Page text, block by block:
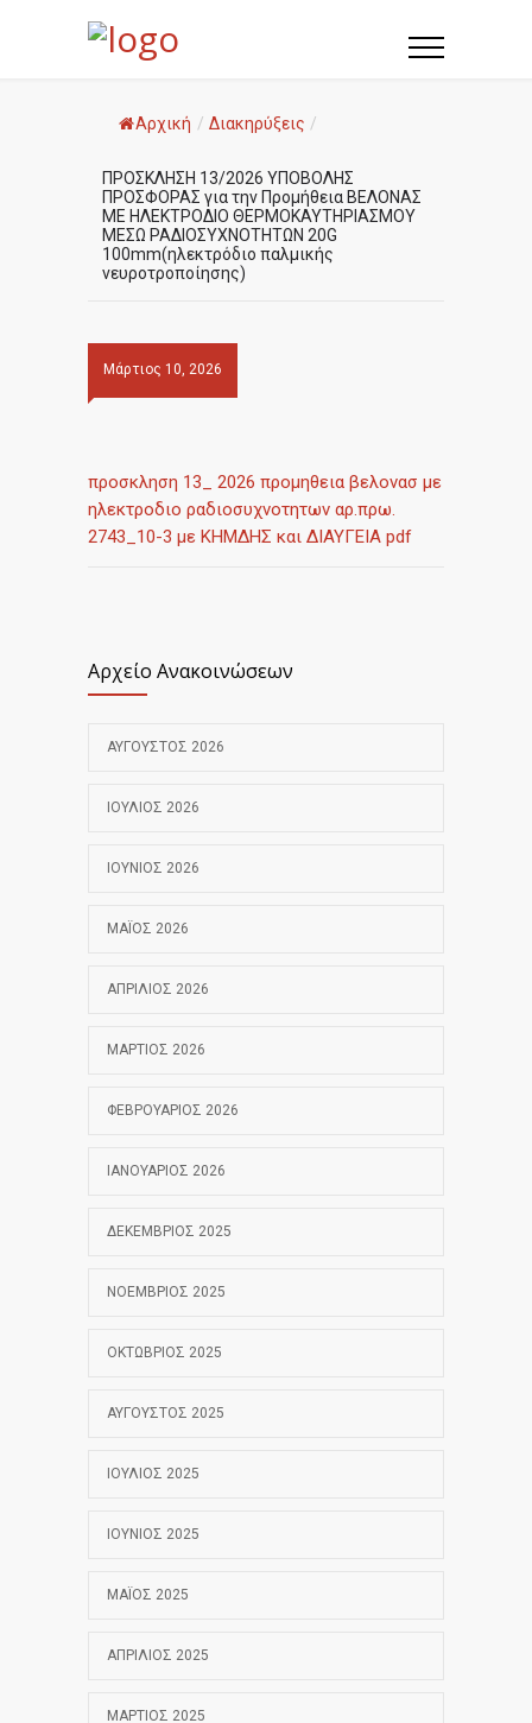
Αρχική / Διακηρύξεις /
ΠΡΟΣΚΛΗΣΗ 13/2026 ΥΠΟΒΟΛΗΣ
ΠΡΟΣΦΟΡΑΣ για την Προμήθεια ΒΕΛΟΝΑΣ
ΜΕ ΗΛΕΚΤΡΟΔΙΟ ΘΕΡΜΟΚΑΥΤΗΡΙΑΣΜΟΥ
ΜΕΣΩ ΡΑΔΙΟΣΥΧΝΟΤΗΤΩΝ 20G
100mm(ηλεκτρόδιο παλμικής
νευροτροποίησης)
Μάρτιος 10, 2026
προσκληση 13_ 2026 προμηθεια βελονασ με
ηλεκτροδιο ραδιοσυχνοτητων αρ.πρω.
2743_10-3 με ΚΗΜΔΗΣ και ΔΙΑΥΓΕΙΑ pdf
Αρχείο Ανακοινώσεων
ΑΎΓΟΥΣΤΟΣ 2026
ΙΟΎΛΙΟΣ 2026
ΙΟΎΝΙΟΣ 2026
ΜΆΙΟΣ 2026
ΑΠΡΊΛΙΟΣ 2026
ΜΆΡΤΙΟΣ 2026
ΦΕΒΡΟΥΆΡΙΟΣ 2026
ΙΑΝΟΥΆΡΙΟΣ 2026
ΔΕΚΈΜΒΡΙΟΣ 2025
ΝΟΈΜΒΡΙΟΣ 2025
ΟΚΤΏΒΡΙΟΣ 2025
ΑΎΓΟΥΣΤΟΣ 2025
ΙΟΎΛΙΟΣ 2025
ΙΟΎΝΙΟΣ 2025
ΜΆΙΟΣ 2025
ΑΠΡΊΛΙΟΣ 2025
ΜΆΡΤΙΟΣ 2025